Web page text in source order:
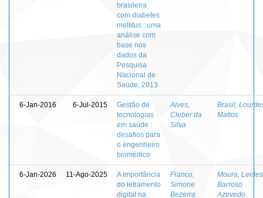
brasileira
com diabetes
mellitus : uma
análise com
base nos
dados da
Pesquisa
Nacional de
Saúde, 2013
6-Jan-2016 6-Jul-2015
Gestão de
tecnologias
em saúde :
desafios para
o engenheiro
biomédico
Alves,
Cleber da
Silva
Brasil,
Mattos
6-Jan-2026 11-Ago-2025
A importância
do letramento
digital na
Franco,
Simone
Bezerra
Moura, Leides
Barroso
Azevedo